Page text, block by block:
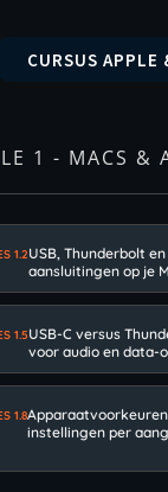
CURSUS APPLE
1 - MACS &
1.2USB, Thunderbolt
aansluitingen op je
1.5USB-C versus
voor audio en data-
1.8
instellingen per